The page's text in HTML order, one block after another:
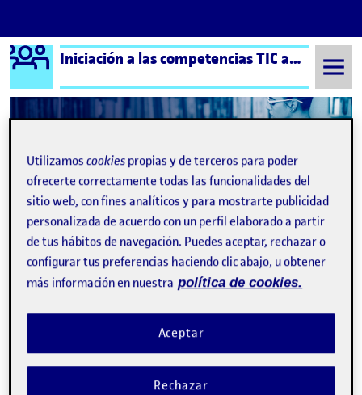
Saltar al contenido
Logo Ágora Iniciación a las competencias TIC aula 5
Semestre 20221 - Aula 5 FIN A COMPETENCIAS TIC
Navegación de entradas
Anterior : Adios TIC Siguiente
Publicado porFIN A COMPETENCIAS TIC
Publicado por
Jessica RS
Visibilidad:
Pública-Fecha de publicación
16 Ene 202317 enero, 2023 2:25 pm
-comentarioen FIN A COMPETENCIAS TIC
Acaba el semestre, y con ella la asignatura de Competencias
Puedo decir que ha sido una asignatura entretenida, que me
Utilizamoscookies propias y de terceros para poder
ofrecerte correctamente todas las funcionalidades del
sitio web, con fines analíticos y para mostrarte publicidad
personalizada de acuerdo con un perfil elaborado a partir
de tus hábitos de navegación. Puedes aceptar, rechazar o
configurar tus preferencias haciendo clic abajo, u obtener
más información en nuestra política de cookies.
Rechazar
Aceptar